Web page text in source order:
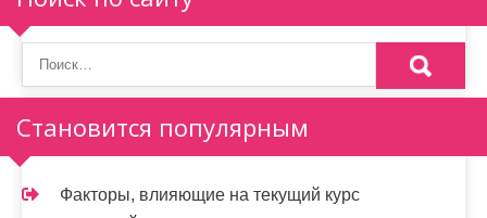
я
п
о
з
а
Становится популярным
Факторы, влияющие на текущий курс